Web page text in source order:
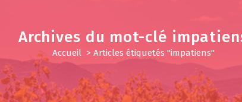
Archives du mot-clé
Accueil > Articles étiquetés "impatiens"